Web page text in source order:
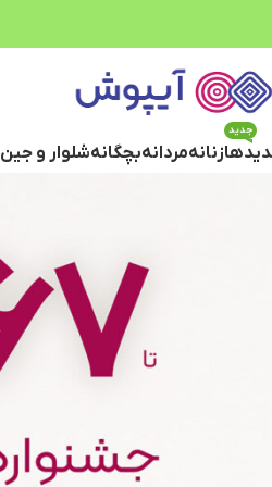
جدید
زنانهمردانهبچگانهشلوار و جین